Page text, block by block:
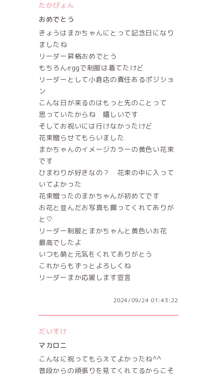
たかぴょん
おめでとう
きょうはまかちゃんにとって記念日になり
ましたね
リーダー昇格おめでとう
もちろんeggで制服は着てたけど
リーダーとして小倉店の責任あるポジショ
ン
こんな日が来るのはもっと先のことって
思っていたからね 嬉しいです
そしてお祝いには行けなかったけど
花束贈らせてもらいました
まかちゃんのイメージカラーの黄色い花束
です
ひまわりが好きなの？ 花束の中に入って
いてよかった
花束贈ったのまかちゃんが初めてです
お花と並んだお写真も撮ってくれてありが
と♡
リーダー制服とまかちゃんと黄色いお花
最高でしたよ
いつも萌と元気をくれてありがとう
これからもずっとよろしくね
リーダーまか応援します宣言
2024/09/24 01:43:22
だいすけ
マカロニ
こんなに祝ってもらえてよかったね^^
普段からの頑張りを見てくれてるからこそ